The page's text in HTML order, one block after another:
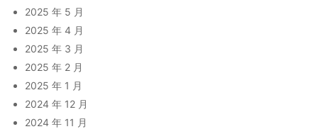
2025 年 5 月
2025 年 4 月
2025 年 3 月
2025 年 2 月
2025 年 1 月
2024 年 12 月
2024 年 11 月